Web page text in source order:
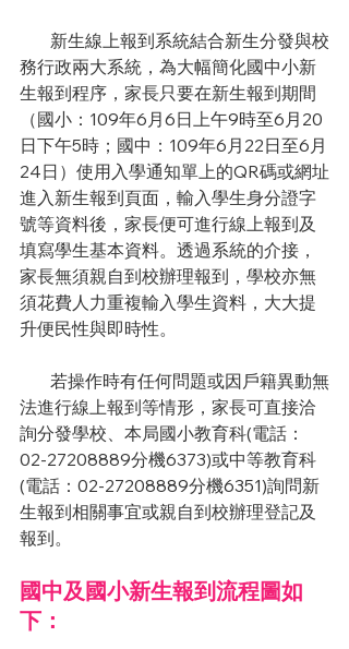
新生線上報到系統結合新生分發與校
務行政兩大系統，為大幅簡化國中小新
生報到程序，家長只要在新生報到期間
（國小：109年6月6日上午9時至6月20
日下午5時；國中：109年6月22日至6月
24日）使用入學通知單上的QR碼或網址
進入新生報到頁面，輸入學生身分證字
號等資料後，家長便可進行線上報到及
填寫學生基本資料。透過系統的介接，
家長無須親自到校辦理報到，學校亦無
須花費人力重複輸入學生資料，大大提
升便民性與即時性。
法進行線上報到等情形，家長可直接洽
詢分發學校、本局國小教育科(電話：
02-27208889分機6373)或中等教育科
(電話：02-27208889分機6351)詢問新
生報到相關事宜或親自到校辦理登記及
報到。
國中及國小新生報到流程圖如
下：